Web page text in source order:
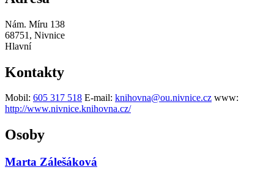
Nám. Míru 138
68751, Nivnice
Hlavní
Kontakty
Mobil: 605 317 518 E-mail: knihovna@ou.nivnice.cz www:
http://www.nivnice.knihovna.cz/
Osoby
Marta Zálešáková